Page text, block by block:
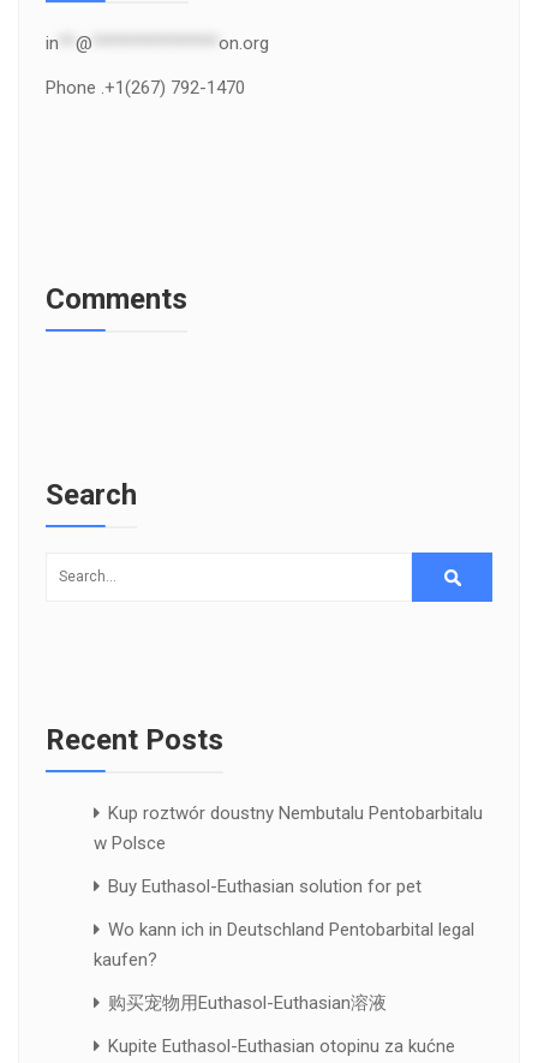
in @ on.org
Phone .+1(267) 792-1470
Comments
Search
Recent Posts
Kup roztwór doustny Nembutalu Pentobarbitalu
w Polsce
Buy Euthasol-Euthasian solution for pet
Wo kann ich in Deutschland Pentobarbital legal
kaufen?
购买宠物用Euthasol-Euthasian溶液
Kupite Euthasol-Euthasian otopinu za kućne